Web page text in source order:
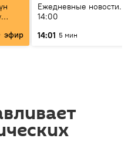
эфир
Ежедневные новости.
14:00
14:01 5 мин